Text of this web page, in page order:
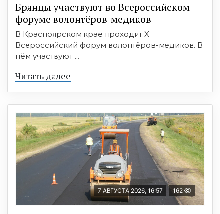
Брянцы участвуют во Всероссийском
форуме волонтёров-медиков
В Красноярском крае проходит X
Всероссийский форум волонтёров-медиков. В
нём участвуют ...
Читать далее
7 АВГУСТА 2026, 16:57 162